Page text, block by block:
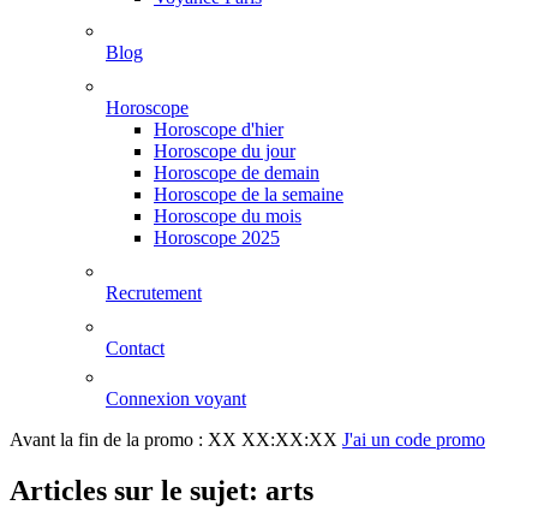
Blog
Horoscope
Horoscope d'hier
Horoscope du jour
Horoscope de demain
Horoscope de la semaine
Horoscope du mois
Horoscope 2025
Recrutement
Contact
Connexion voyant
Avant la fin de la promo : XX XX:XX:XX J'ai un code promo
Articles sur le sujet: arts